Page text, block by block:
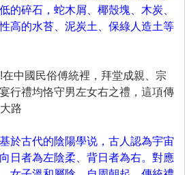
的碎石，蛇木屑、椰殼塊、木炭、
高的水苔、泥炭土、保綠人造土等
在中國民俗傅統裡，拜堂成親、宗
行禮均恪守男左女右之禮，這項傳
路
於古代的陰陽學说，古人認為宇宙
日者為左陰柔、背日者為右。對應